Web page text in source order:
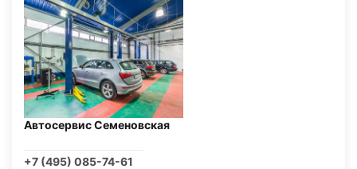
Автосервис Семеновская
+7 (495) 085-74-61